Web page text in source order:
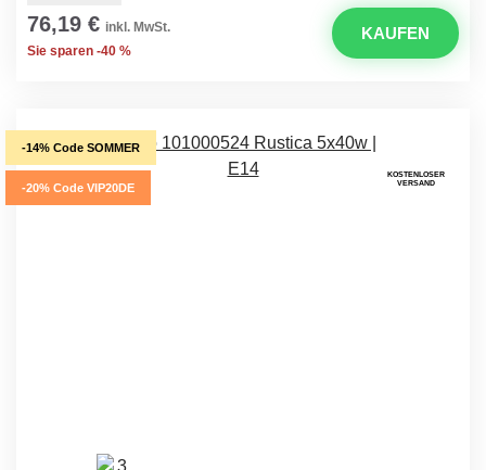
76,19 € inkl. MwSt.
Sie sparen -40 %
KAUFEN
-14% Code SOMMER
-20% Code VIP20DE
KOSTENLOSER
VERSAND